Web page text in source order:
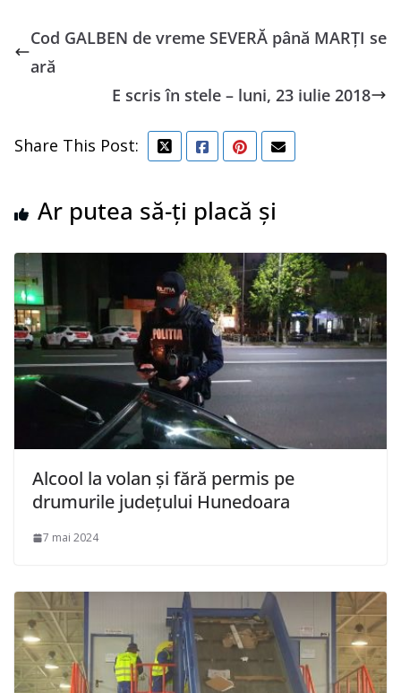
Cod GALBEN de vreme SEVERĂ până MARȚI se
ară
E scris în stele – luni, 23 iulie 2018
Share This Post:
Ar putea să-ți placă și
Alcool la volan și fără permis pe
drumurile județului Hunedoara
7 mai 2024